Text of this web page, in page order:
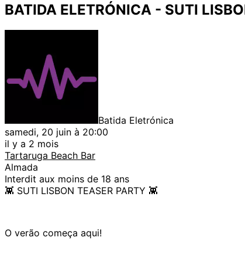
BATIDA ELETRÓNICA - SUTI
Batida Eletrónica
samedi, 20 juin à 20:00
il y a 2 mois
Tartaruga Beach Bar
Almada
Interdit aux moins de 18 ans
👾 SUTI LISBON TEASER PARTY 👾
O verão começa aqui!